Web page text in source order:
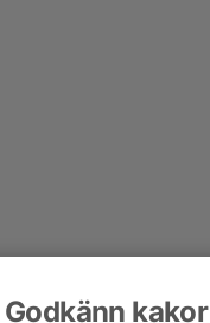
Godkänn kakor